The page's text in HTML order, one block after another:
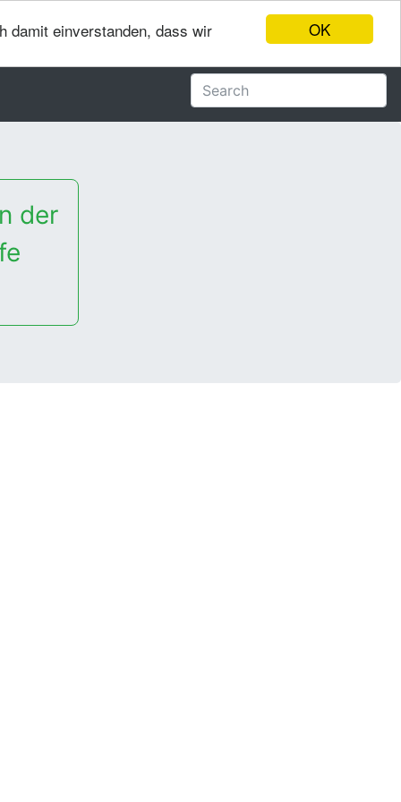
OK
damit einverstanden, dass wir
der